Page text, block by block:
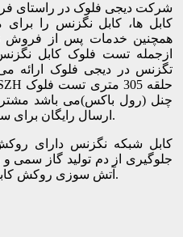
شرکت دیجی فلوک در راستای
کابل ها، کابل نگزنس را
همچنین خدمات پس از فروش
ازجمله تست فلوک کابل
تگزنس در دیجی فلوک ارائه
چنل (رول باکس)می باشد
ارسال رایگان برای سفارشات بالا امکان پذیر می باشد.
کابل شبکه نگزنس دارای
جلوگیری از دم تولید گاز سمی
آتش سوزی روکش کابل که سبب بروز خفگی می باشد.